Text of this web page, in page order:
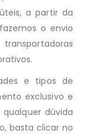
a partir da
o envio
e tipos de
exclusivo e
dúvida
basta clicar no